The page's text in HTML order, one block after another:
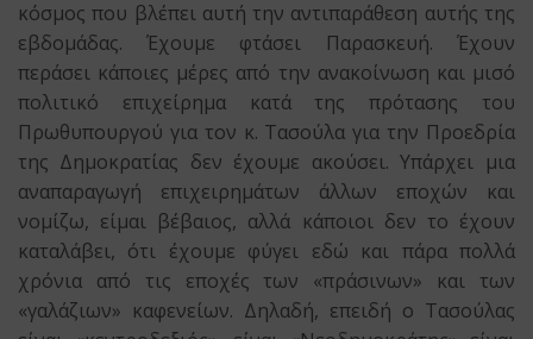
κόσμος που βλέπει αυτή την αντιπαράθεση αυτής της
εβδομάδας. Έχουμε φτάσει Παρασκευή. Έχουν
περάσει κάποιες μέρες από την ανακοίνωση και μισό
πολιτικό επιχείρημα κατά της πρότασης του
Πρωθυπουργού για τον κ. Τασούλα για την Προεδρία
της Δημοκρατίας δεν έχουμε ακούσει. Υπάρχει μια
αναπαραγωγή επιχειρημάτων άλλων εποχών και
νομίζω, είμαι βέβαιος, αλλά κάποιοι δεν το έχουν
καταλάβει, ότι έχουμε φύγει εδώ και πάρα πολλά
χρόνια από τις εποχές των «πράσινων» και των
«γαλάζιων» καφενείων. Δηλαδή, επειδή ο Τασούλας